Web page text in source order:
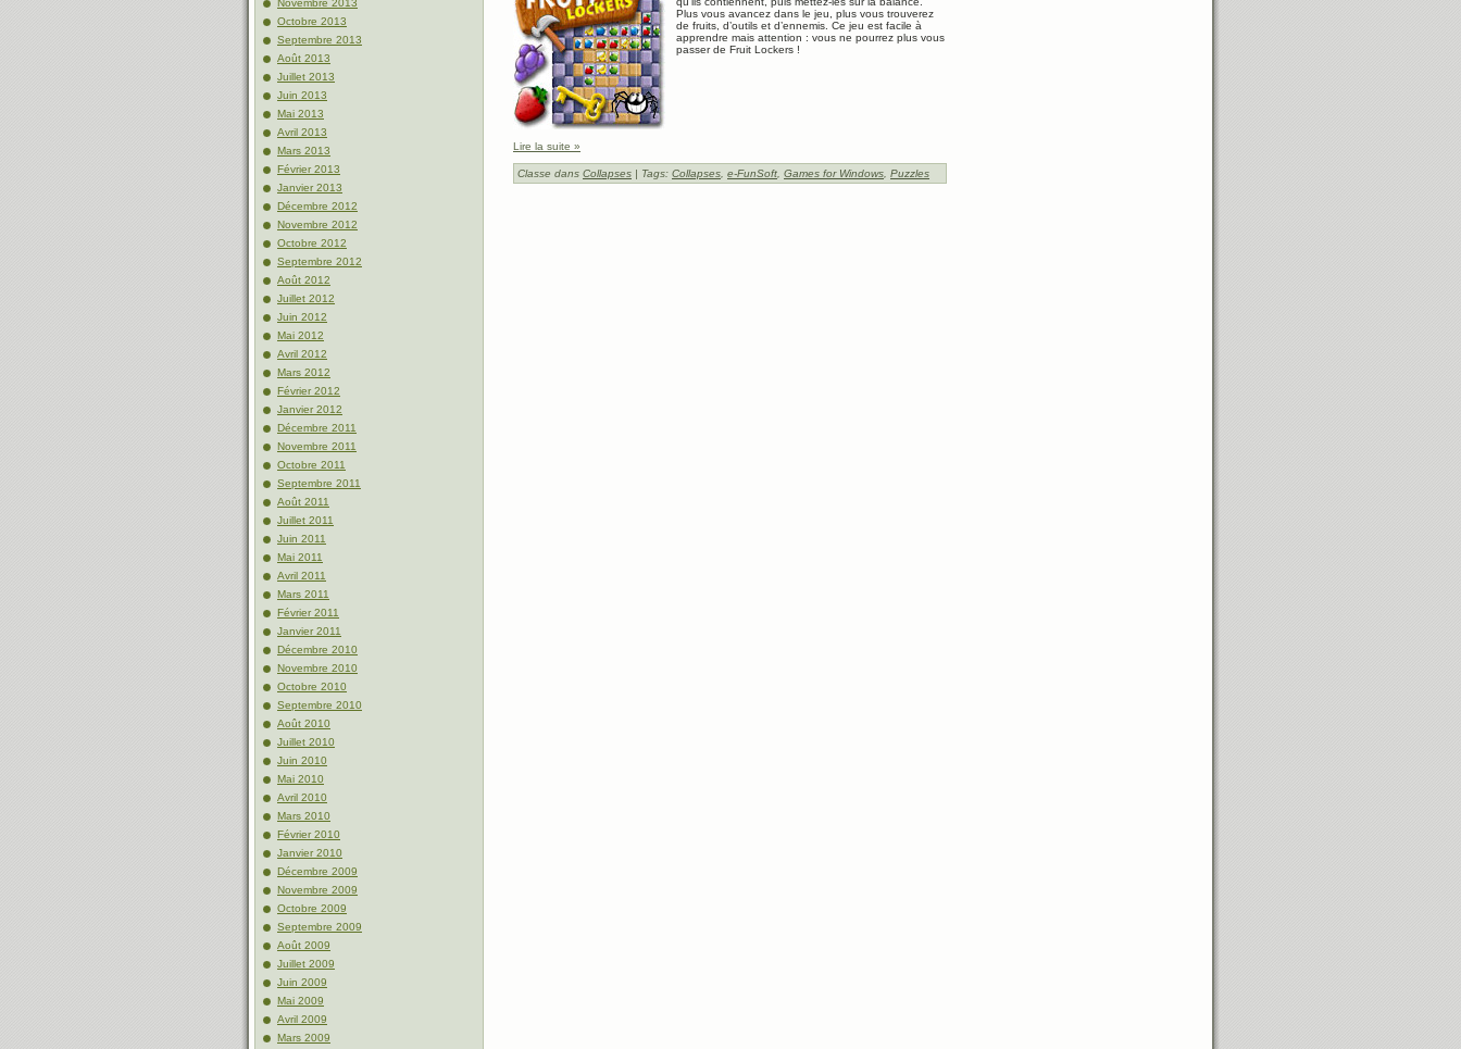
Novembre 2013
Octobre 2013
Septembre 2013
Août 2013
Juillet 2013
Juin 2013
Mai 2013
Avril 2013
Mars 2013
Février 2013
Janvier 2013
Décembre 2012
Novembre 2012
Octobre 2012
Septembre 2012
Août 2012
Juillet 2012
Juin 2012
Mai 2012
Avril 2012
Mars 2012
Février 2012
Janvier 2012
Décembre 2011
Novembre 2011
Octobre 2011
Septembre 2011
Août 2011
Juillet 2011
Juin 2011
Mai 2011
Avril 2011
Mars 2011
Février 2011
Janvier 2011
Décembre 2010
Novembre 2010
Octobre 2010
Septembre 2010
Août 2010
Juillet 2010
Juin 2010
Mai 2010
Avril 2010
Mars 2010
Février 2010
Janvier 2010
Décembre 2009
Novembre 2009
Octobre 2009
Septembre 2009
Août 2009
Juillet 2009
Juin 2009
Mai 2009
Avril 2009
Mars 2009
Plus vous avancez dans le jeu, plus vous trouverez
de fruits, d’outils et d’ennemis. Ce jeu est facile à
apprendre mais attention : vous ne pourrez plus vous
passer de Fruit Lockers !
Lire la suite »
Classe dans Collapses | Tags: Collapses e-FunSoft Games for Windows Puzzles